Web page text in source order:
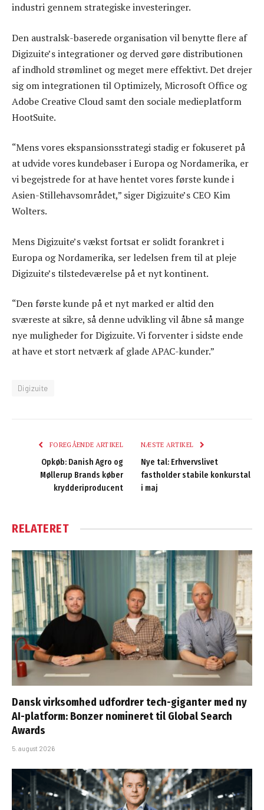
industri gennem strategiske investeringer.
Den australsk-baserede organisation vil benytte flere af
Digizuite’s integrationer og derved gøre distributionen
af indhold strømlinet og meget mere effektivt. Det drejer
sig om integrationen til Optimizely, Microsoft Office og
Adobe Creative Cloud samt den sociale medieplatform
HootSuite.
“Mens vores ekspansionsstrategi stadig er fokuseret på
at udvide vores kundebaser i Europa og Nordamerika, er
vi begejstrede for at have hentet vores første kunde i
Asien-Stillehavsområdet,” siger Digizuite’s CEO Kim
Wolters.
Mens Digizuite’s vækst fortsat er solidt forankret i
Europa og Nordamerika, ser ledelsen frem til at pleje
Digizuite’s tilstedeværelse på et nyt kontinent.
“Den første kunde på et nyt marked er altid den
sværeste at sikre, så denne udvikling vil åbne så mange
nye muligheder for Digizuite. Vi forventer i sidste ende
at have et stort netværk af glade APAC-kunder.”
Digizuite
FOREGÅENDE ARTIKEL
Opkøb: Danish Agro og
Møllerup Brands køber
krydderiproducent
NÆSTE ARTIKEL
Nye tal: Erhvervslivet
fastholder stabile konkurstal
i maj
RELATERET
Dansk virksomhed udfordrer tech-giganter med ny
AI-platform: Bonzer nomineret til Global Search
Awards
5. august 2026